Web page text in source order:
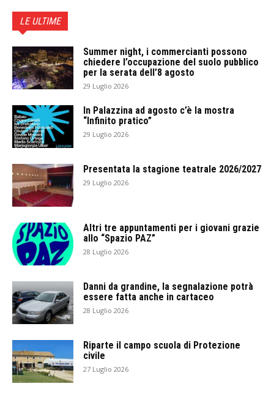
LE ULTIME
Summer night, i commercianti possono
chiedere l’occupazione del suolo pubblico
per la serata dell’8 agosto
29 Luglio 2026
In Palazzina ad agosto c’è la mostra
“Infinito pratico”
29 Luglio 2026
Presentata la stagione teatrale 2026/2027
29 Luglio 2026
Altri tre appuntamenti per i giovani grazie
allo “Spazio PAZ”
28 Luglio 2026
Danni da grandine, la segnalazione potrà
essere fatta anche in cartaceo
28 Luglio 2026
Riparte il campo scuola di Protezione
civile
27 Luglio 2026